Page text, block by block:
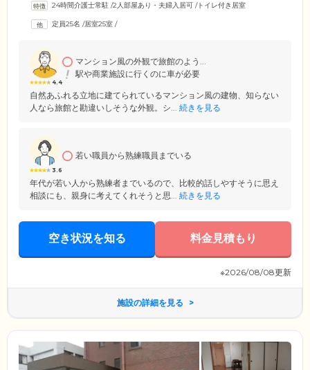
24時間介護士常駐 /2人部屋あり・夫婦入居可 /トイレ付き居室
定員25名 /居室25室 /
4.4
マンション風の外観で旅館のよう...
駅や商業施設に行くのに車が必要
自然あふれる立地に建てられているマンション風の建物、知らない
人なら旅館と勘違いしそうな外観。シ... 続きを見る
3.6
若い職員から熟練職員までいる
年代が若い人から熟練者までいるので、比較的話しやすそうに思え
相談にも、親身に考えてくれそうと思... 続きを見る
空き状況を知る 料金見積もり
※2026/08/08更新
施設の詳細を見る